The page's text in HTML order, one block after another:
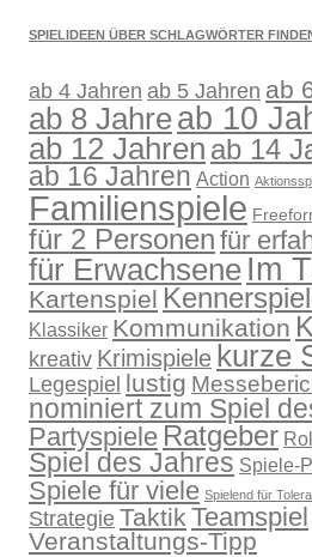
SPIELIDEEN ÜBER SCHLAGWÖRTER
ab 4 Jahren ab 5 Jahren ab
ab 8 Jahreab 10
ab 12 Jahren ab 14
ab 16 Jahren Action
Familienspiele
für 2 Personen für
für Erwachsene Im
Kartenspiel
Klassiker Kommunikation
kreativ Krimispiele kurze
Legespiel lustig
nominiert zum Spiel
Partyspiele Ratgeber
Spiel des Jahres Spiele-
Spiele für viele Spielend für
StrategieTaktik Teamspiel
Veranstaltungs-Tipp